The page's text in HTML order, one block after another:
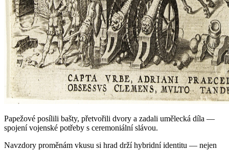
Papežové posílili bašty, přetvořili dvory a zadali umělecká díla —
spojení vojenské potřeby s ceremoniální slávou.
Navzdory proměnám vkusu si hrad drží hybridní identitu — nejen